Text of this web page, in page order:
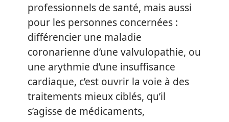
professionnels de santé, mais aussi
pour les personnes concernées :
différencier une maladie
coronarienne d’une valvulopathie, ou
une arythmie d’une insuffisance
cardiaque, c’est ouvrir la voie à des
traitements mieux ciblés, qu’il
s’agisse de médicaments,